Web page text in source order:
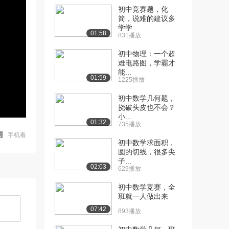
手机看
01:58
初中竞赛题，化
简，说难的建议多
学学
831播放
01:59
初中物理：一个超
难电路图，学霸才
能...
1225播放
01:32
初中数学几何题，
挠破头皮也不会？
小...
735播放
02:03
初中数学求面积，
圆的切线，很多尖
子...
629播放
07:42
初中数学竞赛，全
班就一人做出来
893播放